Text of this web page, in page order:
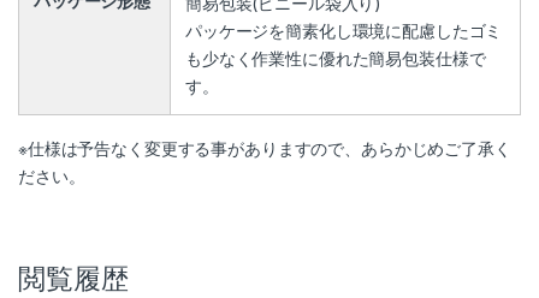
パッケージを簡素化し環境に配慮したゴミ
も少なく作業性に優れた簡易包装仕様で
す。
※仕様は予告なく変更する事がありますので、あらかじめご了承く
ださい。
閲覧履歴